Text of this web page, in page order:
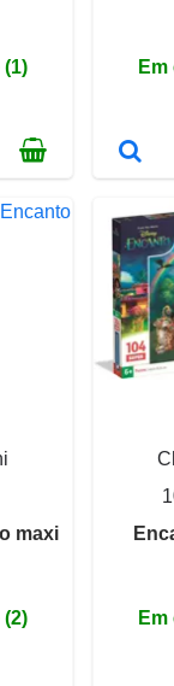
(1)
maxi
(2)